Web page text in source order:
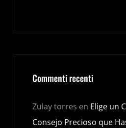
Commenti recenti
Zulay torres en Elige un
Consejo Precioso que